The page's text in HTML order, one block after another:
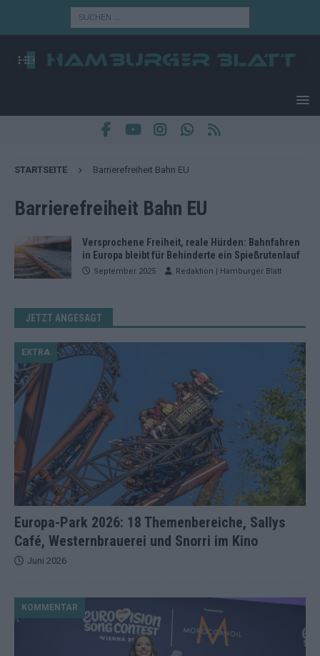
STARTSEITE Barrierefreiheit Bahn EU
Barrierefreiheit Bahn EU
Versprochene Freiheit, reale Hürden: Bahnfahren
in Europa bleibt für Behinderte ein Spießrutenlauf
September 2025 Redaktion | Hamburger Blatt
JETZT ANGESAGT
Europa-Park 2026: 18 Themenbereiche, Sallys
Café, Westernbrauerei und Snorri im Kino
EXTRA
Juni 2026
KOMMENTAR